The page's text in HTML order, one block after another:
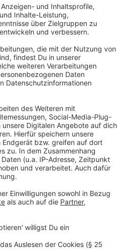
Verletzungen wie
gerissenen Flügeln
Fledermaus-
aus dem Umland. Zeitweise
Babys gleichzeitig zur
Babys
päppeln sie mit
Mehlwürmern auf, bis sie
werden können. Die
Fledermaus-Pfleger
lassen – wer Interesse daran